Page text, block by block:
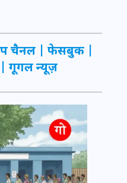
चैनल फेसबुक
गूगल न्यूज़